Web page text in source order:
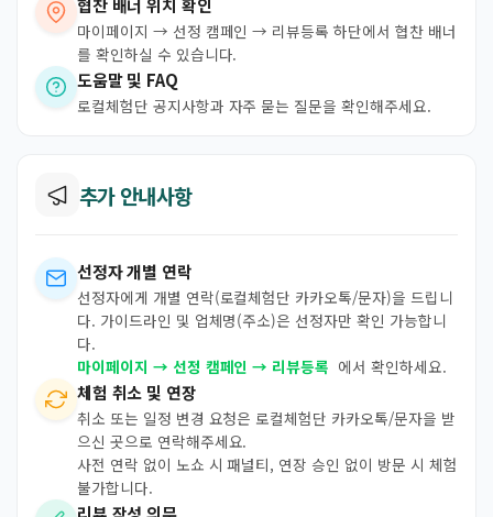
협찬 배너 위치 확인
마이페이지 → 선정 캠페인 → 리뷰등록 하단에서 협찬 배너
를 확인하실 수 있습니다.
도움말 및 FAQ
로컬체험단 공지사항과 자주 묻는 질문을 확인해주세요.
추가 안내사항
선정자 개별 연락
선정자에게 개별 연락(로컬체험단 카카오톡/문자)을 드립니
다. 가이드라인 및 업체명(주소)은 선정자만 확인 가능합니
다.
마이페이지 → 선정 캠페인 → 리뷰등록 에서 확인하세요.
체험 취소 및 연장
취소 또는 일정 변경 요청은 로컬체험단 카카오톡/문자을 받
으신 곳으로 연락해주세요.
사전 연락 없이 노쇼 시 패널티, 연장 승인 없이 방문 시 체험
불가합니다.